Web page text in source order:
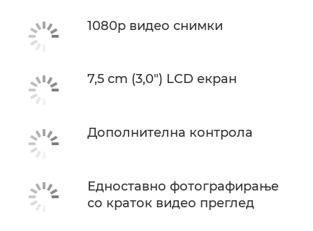
1080p видео снимки
7,5 cm (3,0") LCD екран
Дополнителна контрола
Едноставно фотографирање
со краток видео преглед